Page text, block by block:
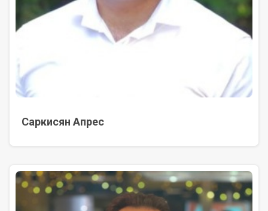
Саркисян Апрес